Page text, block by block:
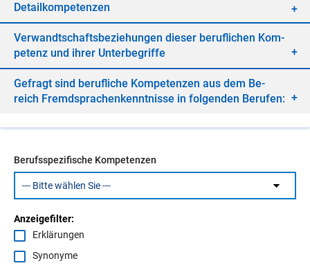
De­tail­kom­pe­ten­zen
Ver­wandt­schafts­be­zie­hun­gen die­ser be­ruf­li­chen Kom­
pe­tenz und ih­rer Un­ter­be­grif­fe
Ge­fragt sind be­ruf­li­che Kom­pe­ten­zen aus dem Be­
reich Fremd­spra­chen­kennt­nis­se in fol­gen­den Be­ru­fen:
Berufsspezifische Kompetenzen
Anzeigefilter:
Erklärungen
Synonyme